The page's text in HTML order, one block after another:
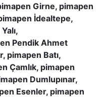
Girne, pimapen
İdealtepe,
Pendik Ahmet
pimapen Batı,
Çamlık, pimapen
Dumlupınar,
Esenler, pimapen